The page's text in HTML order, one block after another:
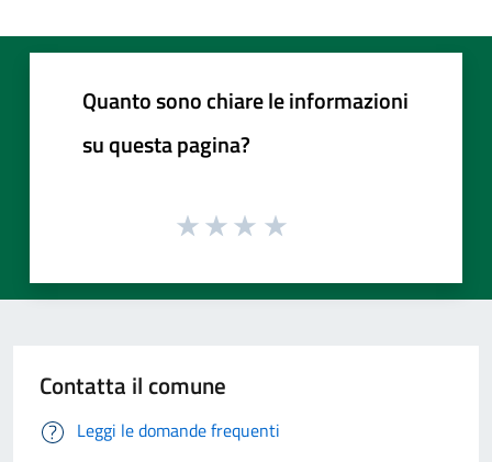
Quanto sono chiare le informazioni
su questa pagina?
Contatta il comune
Leggi le domande frequenti